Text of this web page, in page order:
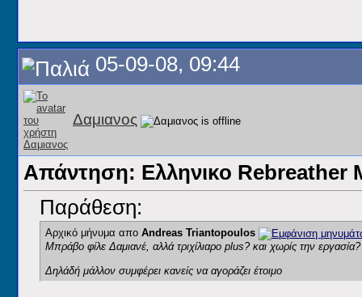
05-09-08, 09:44
Δαμιανος
Απάντηση: Ελληνικο Rebreather
Παράθεση:
Αρχικό μήνυμα απο Andreas Triantopoulos
Μπράβο φίλε Δαμιανέ , αλλά τριχίλιαρo plus? και χωρίς την εργασία?
Δηλάδή μάλλον συμφέρει κανείς να αγοράζει έτοιμο